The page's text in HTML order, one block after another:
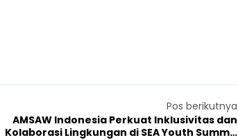
Pos berikutnya
AMSAW Indonesia Perkuat Inklusivitas dan
Kolaborasi Lingkungan di SEA Youth Summit